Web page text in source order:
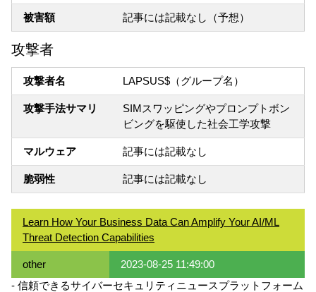
被害額 記事には記載なし（予想）
攻撃者
攻撃者名 LAPSUS$（グループ名）
攻撃手法サマリ
SIMスワッピングやプロンプトボン
ビングを駆使した社会工学攻撃
マルウェア 記事には記載なし
脆弱性 記事には記載なし
Learn How Your Business Data Can Amplify Your AI/ML
Threat Detection Capabilities
other
2023-08-25 11:49:00
- 信頼できるサイバーセキュリティニュースプラットフォーム